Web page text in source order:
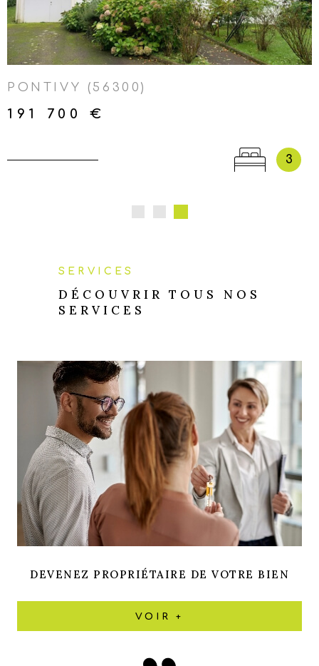
LOCMALO-NEULLIAC-
KERGRIST-SAINT-AIGNAN-
SAINTE-BRIGITTE-GUERLÉDAN
PONTIVY (56300)
191 700 €
3
SERVICES
DÉCOUVRIR TOUS NOS
SERVICES
DEVENEZ PROPRIÉTAIRE DE VOTRE BIEN
VOIR +